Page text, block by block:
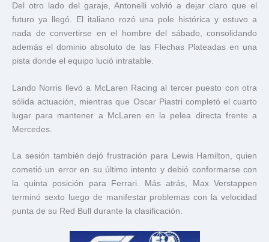
Del otro lado del garaje, Antonelli volvió a dejar claro que el
futuro ya llegó. El italiano rozó una pole histórica y estuvo a
nada de convertirse en el hombre del sábado, consolidando
además el dominio absoluto de las Flechas Plateadas en una
pista donde el equipo lució intratable.
Lando Norris llevó a McLaren Racing al tercer puesto con otra
sólida actuación, mientras que Oscar Piastri completó el cuarto
lugar para mantener a McLaren en la pelea directa frente a
Mercedes.
La sesión también dejó frustración para Lewis Hamilton, quien
cometió un error en su último intento y debió conformarse con
la quinta posición para Ferrari. Más atrás,
Max Verstappen
terminó sexto luego de manifestar problemas con la velocidad
punta de su Red Bull durante la clasificación.